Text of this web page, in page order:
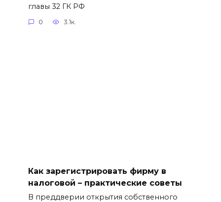
главы 32 ГК РФ
0 3.1к.
Как зарегистрировать фирму в
налоговой – практические советы
В преддверии открытия собственного